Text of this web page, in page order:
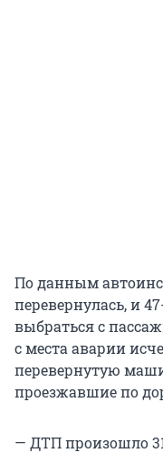
По данным
перевернулась, и
выбраться с
с места аварии
перевернутую
проезжавшие по
— ДТП произошло